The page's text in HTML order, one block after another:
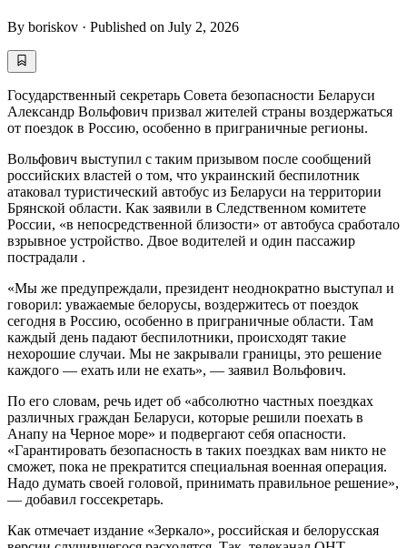
By boriskov · Published on July 2, 2026
Государственный секретарь Совета безопасности Беларуси
Александр Вольфович призвал жителей страны воздержаться
от поездок в Россию, особенно в приграничные регионы.
Вольфович выступил с таким призывом после сообщений
российских властей о том, что украинский беспилотник
атаковал туристический автобус из Беларуси на территории
Брянской области. Как заявили в Следственном комитете
России, «в непосредственной близости» от автобуса сработало
взрывное устройство. Двое водителей и один пассажир
пострадали .
«Мы же предупреждали, президент неоднократно выступал и
говорил: уважаемые белорусы, воздержитесь от поездок
сегодня в Россию, особенно в приграничные области. Там
каждый день падают беспилотники, происходят такие
нехорошие случаи. Мы не закрывали границы, это решение
каждого — ехать или не ехать», — заявил Вольфович.
По его словам, речь идет об «абсолютно частных поездках
различных граждан Беларуси, которые решили поехать в
Анапу на Черное море» и подвергают себя опасности.
«Гарантировать безопасность в таких поездках вам никто не
сможет, пока не прекратится специальная военная операция.
Надо думать своей головой, принимать правильное решение»,
— добавил госсекретарь.
Как отмечает издание «Зеркало», российская и белорусская